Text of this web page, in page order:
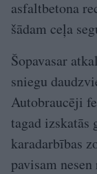
asfaltbetona
šādam ceļa
Šopavasar
sniegu
Autobraucēji
tagad izskatās
karadarbības
pavisam